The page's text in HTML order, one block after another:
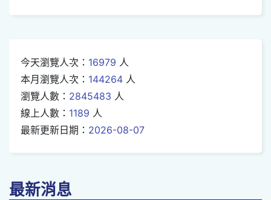
今天瀏覽人次： 16979 人
本月瀏覽人次： 144264 人
瀏覽人數： 2845483 人
線上人數： 1189 人
最新更新日期： 2026-08-07
最新消息